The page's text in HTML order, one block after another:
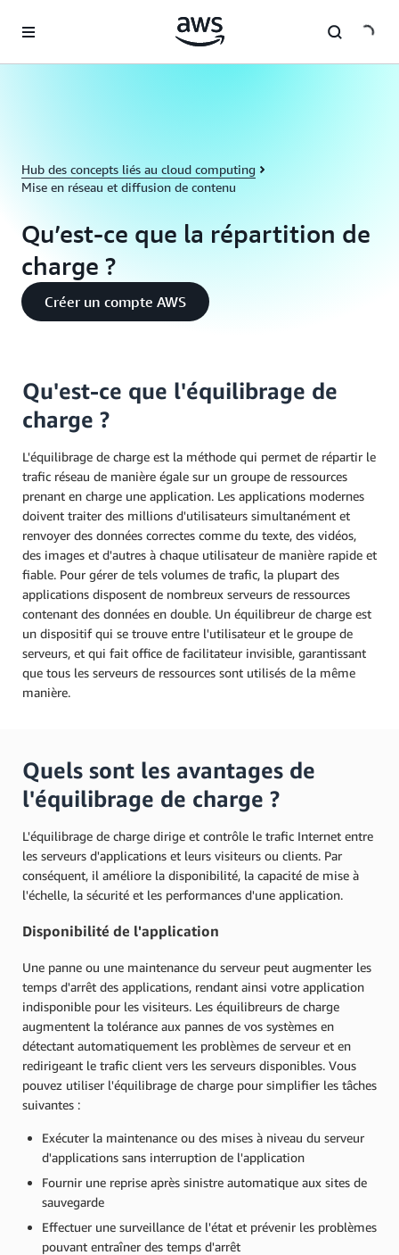
Hub des concepts liés au cloud computing
Mise en réseau et diffusion de contenu
Qu’est-ce que la répartition de
charge ?
Créer un compte AWS
Qu'est-ce que l'équilibrage de
charge ?
L'équilibrage de charge est la méthode qui permet de répartir le
trafic réseau de manière égale sur un groupe de ressources
prenant en charge une application. Les applications modernes
doivent traiter des millions d'utilisateurs simultanément et
renvoyer des données correctes comme du texte, des vidéos,
des images et d'autres à chaque utilisateur de manière rapide et
fiable. Pour gérer de tels volumes de trafic, la plupart des
applications disposent de nombreux serveurs de ressources
contenant des données en double. Un équilibreur de charge est
un dispositif qui se trouve entre l'utilisateur et le groupe de
serveurs, et qui fait office de facilitateur invisible, garantissant
que tous les serveurs de ressources sont utilisés de la même
manière.
Quels sont les avantages de
l'équilibrage de charge ?
L'équilibrage de charge dirige et contrôle le trafic Internet entre
les serveurs d'applications et leurs visiteurs ou clients. Par
conséquent, il améliore la disponibilité, la capacité de mise à
l'échelle, la sécurité et les performances d'une application.
Disponibilité de l'application
Une panne ou une maintenance du serveur peut augmenter les
temps d'arrêt des applications, rendant ainsi votre application
indisponible pour les visiteurs. Les équilibreurs de charge
augmentent la tolérance aux pannes de vos systèmes en
détectant automatiquement les problèmes de serveur et en
redirigeant le trafic client vers les serveurs disponibles. Vous
pouvez utiliser l'équilibrage de charge pour simplifier les tâches
suivantes :
Exécuter la maintenance ou des mises à niveau du serveur
d'applications sans interruption de l'application
Fournir une reprise après sinistre automatique aux sites de
sauvegarde
Effectuer une surveillance de l'état et prévenir les problèmes
pouvant entraîner des temps d'arrêt